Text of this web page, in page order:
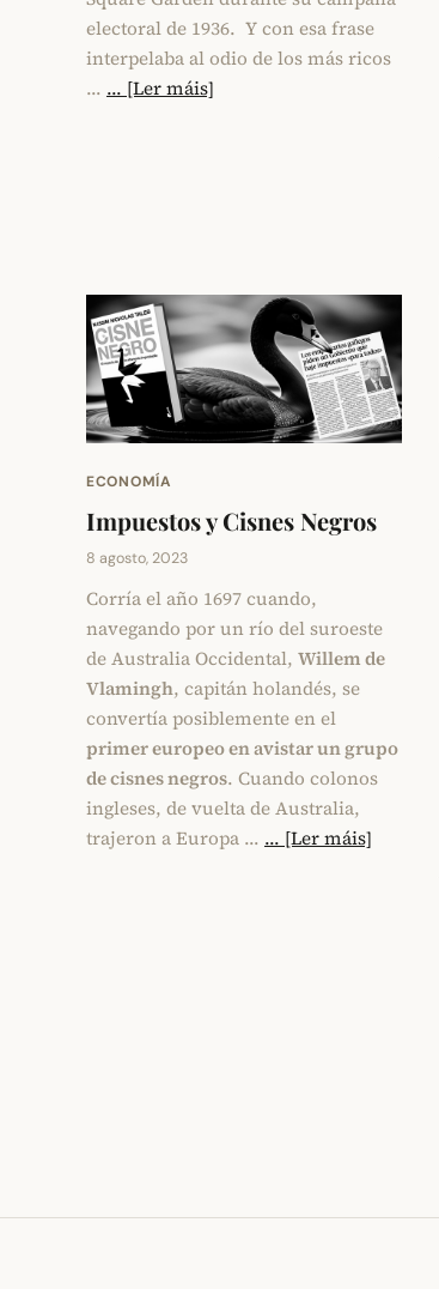
electoral de 1936. Y con esa frase
interpelaba al odio de los más ricos
… ... [Ler máis]
ECONOMÍA
Impuestos y Cisnes Negros
8 agosto, 2023
Corría el año 1697 cuando,
navegando por un río del suroeste
de Australia Occidental, Willem de
Vlamingh, capitán holandés, se
convertía posiblemente en el
primer europeo en avistar un grupo
de cisnes negros. Cuando colonos
ingleses, de vuelta de Australia,
trajeron a Europa … ... [Ler máis]